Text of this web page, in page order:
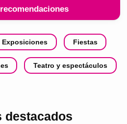
Exposiciones Fiestas
Teatro y espectáculos
destacados